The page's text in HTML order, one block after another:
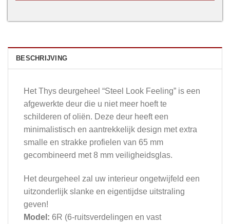
BESCHRIJVING
Het Thys deurgeheel “Steel Look Feeling” is een
afgewerkte deur die u niet meer hoeft te
schilderen of oliën. Deze deur heeft een
minimalistisch en aantrekkelijk design met extra
smalle en strakke profielen van 65 mm
gecombineerd met 8 mm veiligheidsglas.
Het deurgeheel zal uw interieur ongetwijfeld een
uitzonderlijk slanke en eigentijdse uitstraling
geven!
Model: 6R (6-ruitsverdelingen en vast